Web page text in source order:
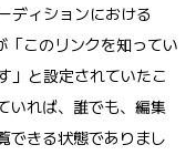
ディションにおける
このリンクを知ってい
」と設定されていたこ
いれば、誰でも、編集
できる状態でありまし